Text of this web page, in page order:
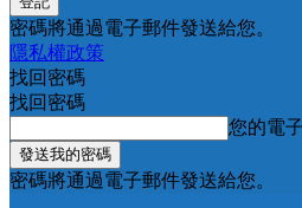
密碼將通過電子郵件發送給您。
隱私權政策
找回密碼
找回密碼
您的電
密碼將通過電子郵件發送給您。